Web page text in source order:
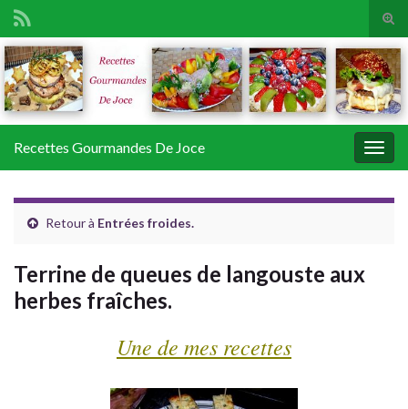
Search for:
Recettes Gourmandes De Joce
Retour à Entrées froides.
Terrine de queues de langouste aux
herbes fraîches.
Une de mes recettes